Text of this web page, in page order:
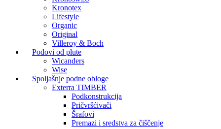
Kronotex
Lifestyle
Organic
Original
Villeroy & Boch
Podovi od plute
Wicanders
Wise
Spoljašnje podne obloge
Exterra TIMBER
Podkonstrukcija
Pričvršćivači
Šrafovi
Premazi i sredstva za čiščenje